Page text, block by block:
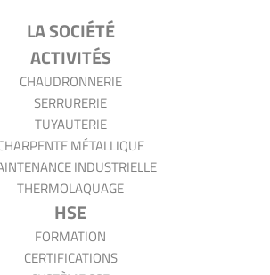
LA SOCIÉTÉ
ACTIVITÉS
CHAUDRONNERIE
SERRURERIE
TUYAUTERIE
MÉTALLIQUE
INDUSTRIELLE
THERMOLAQUAGE
HSE
FORMATION
CERTIFICATIONS